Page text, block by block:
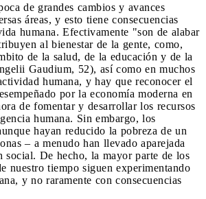
de grandes cambios y avances
áreas, y esto tiene consecuencias
humana. Efectivamente "son de alabar
al bienestar de la gente, como,
de la salud, de la educación y de la
Gaudium, 52), así como en muchos
humana, y hay que reconocer el
por la economía moderna en
de fomentar y desarrollar los recursos
humana. Sin embargo, los
hayan reducido la pobreza de un
– a menudo han llevado aparejada
social. De hecho, la mayor parte de los
nuestro tiempo siguen experimentando
y no raramente con consecuencias